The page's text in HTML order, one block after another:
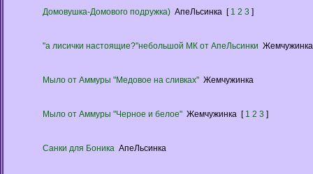
Домовушка-Домового подружка) АпеЛьсинка [ 1 2 3 ]
"а лисички настоящие?"небольшой МК от АпеЛьсинки Жемчужинка
Мыло от Аммуры "Медовое на сливках" Жемчужинка
Мыло от Аммуры "Черное и белое" Жемчужинка [ 1 2 3 ]
Санки для Боника АпеЛьсинка